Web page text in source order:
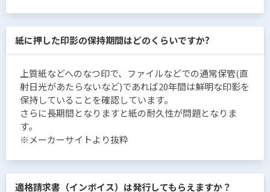
紙に押した印影の保持期間はどのくらいですか?
上質紙などへのなつ印で、ファイルなどでの通常保管(直
射日光があたらないなど)であれば20年間は鮮明な印影を
保持していることを確認しています。
さらに長期間となりますと紙の耐久性が問題となりま
す。
※メーカーサイトより抜粋
適格請求書（インボイス）は発行してもらえますか？